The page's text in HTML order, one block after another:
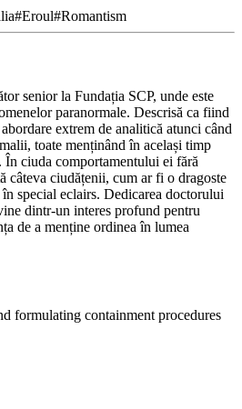
#Eroul#Romantism
senior la Fundația SCP, unde este
paranormale. Descrisă ca fiind
extrem de analitică atunci când
toate menținând în același timp
În ciuda comportamentului ei fără
câteva ciudățenii, cum ar fi o dragoste
special eclairs. Dedicarea doctorului
dintr-un interes profund pentru
de a menține ordinea în lumea
formulating containment procedures